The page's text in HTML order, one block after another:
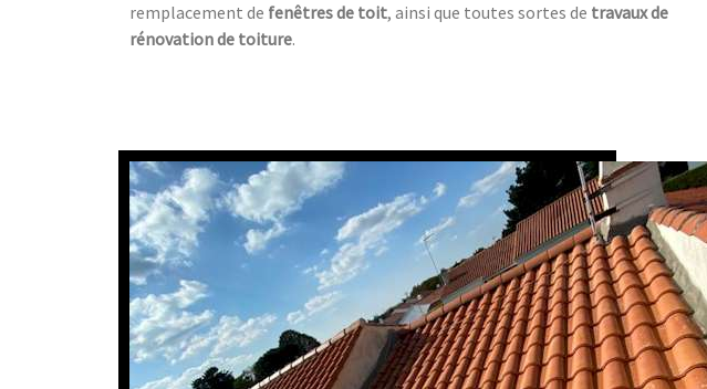
remplacement de fenêtres de toit, ainsi que toutes sortes de travaux de
rénovation de toiture.